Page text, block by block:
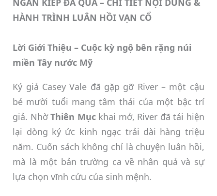
NGÀN KIẾP ĐÃ QUA – CHI TIẾT NỘI DUNG &
HÀNH TRÌNH LUÂN HỒI VẠN CỔ
Lời Giới Thiệu – Cuộc kỳ ngộ bên rặng núi
miền Tây nước Mỹ
Ký giả Casey Vale đã gặp gỡ River – một cậu
bé mười tuổi mang tâm thái của một bậc trí
giả. NhờThiên Mụckhai mở, River đã tái hiện
lại dòng ký ức kinh ngạc trải dài hàng triệu
năm. Cuốn sách không chỉ là chuyện luân hồi,
mà là một bản trường ca về nhân quả và sự
lựa chọn vĩnh cửu của sinh mệnh.